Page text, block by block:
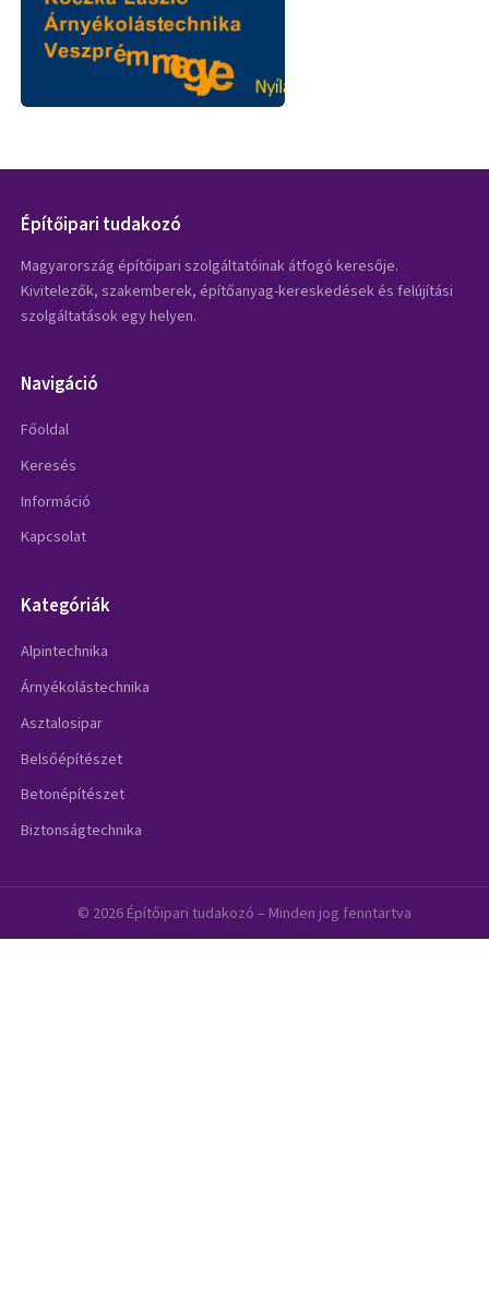
Építőipari tudakozó
Magyarország építőipari szolgáltatóinak átfogó keresője.
Kivitelezők, szakemberek, építőanyag-kereskedések és felújítási
szolgáltatások egy helyen.
Navigáció
Főoldal
Keresés
Információ
Kapcsolat
Kategóriák
Alpintechnika
Árnyékolástechnika
Asztalosipar
Belsőépítészet
Betonépítészet
Biztonságtechnika
© 2026 Építőipari tudakozó – Minden jog fenntartva